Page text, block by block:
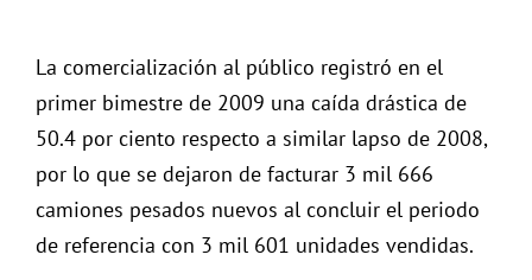
La comercialización al público registró en el
primer bimestre de 2009 una caída drástica de
50.4 por ciento respecto a similar lapso de 2008,
por lo que se dejaron de facturar 3 mil 666
camiones pesados nuevos al concluir el periodo
de referencia con 3 mil 601 unidades vendidas.